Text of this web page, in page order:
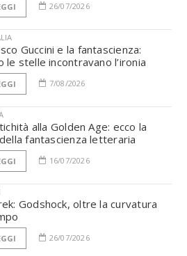
26/07/2026
Guccini e la fantascienza:
le stelle incontravano l’ironia
7/08/2026
alla Golden Age: ecco la
fantascienza letteraria
16/07/2026
Godshock, oltre la curvatura
26/07/2026